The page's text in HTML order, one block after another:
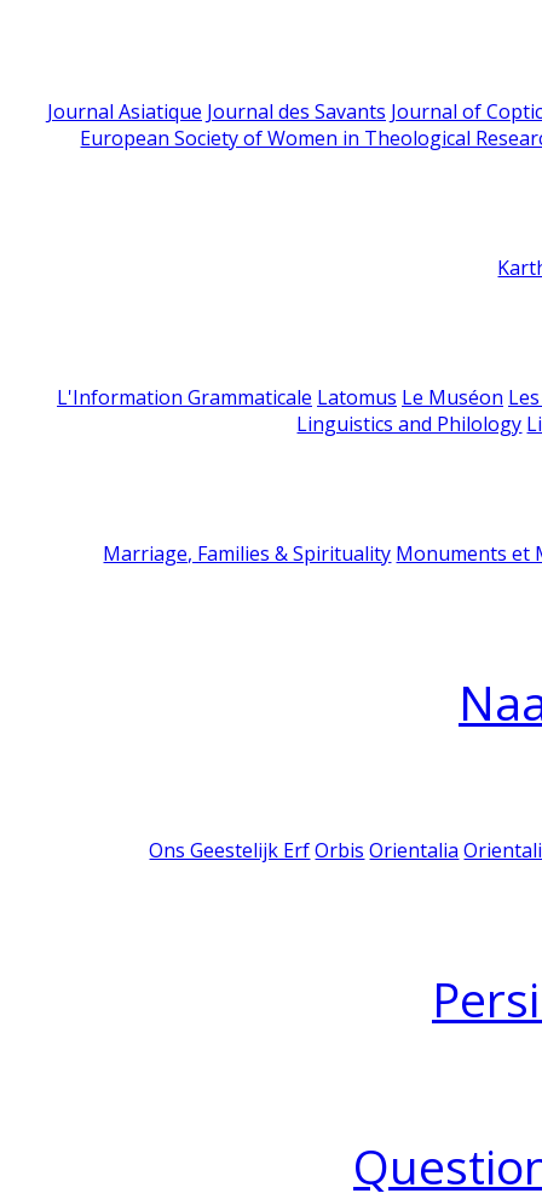
Journal Asiatique Journal des Savants Journal of
European Society of Women in Theological
L'Information Grammaticale Latomus Le Muséon
Linguistics and Philology
Marriage, Families & Spirituality Monuments et
Ons Geestelijk Erf Orbis Orientalia